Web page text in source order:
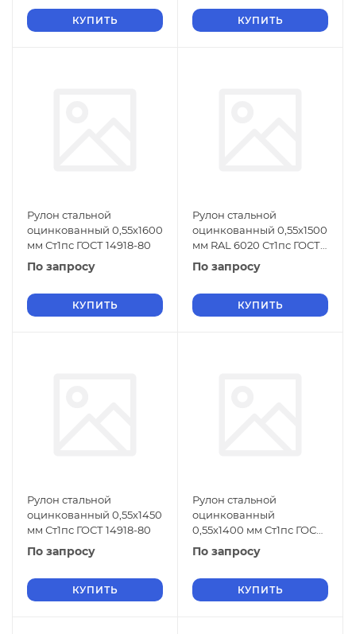
КУПИТЬ КУПИТЬ
Рулон стальной
оцинкованный 0,55х1600
мм Ст1пс ГОСТ 14918-80
По запросу
КУПИТЬ
Рулон стальной
оцинкованный 0,55х1500
мм RAL 6020 Ст1пс ГОСТ
14918-80
По запросу
КУПИТЬ
Рулон стальной
оцинкованный 0,55х1450
мм Ст1пс ГОСТ 14918-80
По запросу
КУПИТЬ
Рулон стальной
оцинкованный
0,55х1400 мм Ст1пс ГОСТ
14918-80
По запросу
КУПИТЬ